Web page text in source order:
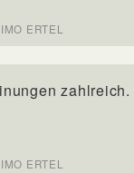
ERTEL
zahlreich.
ERTEL